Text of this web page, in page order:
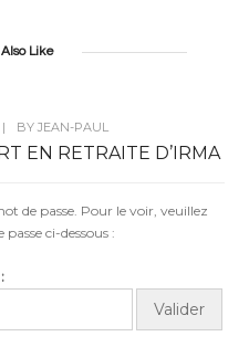
Like
| BY JEAN-PAUL
EN RETRAITE D’IRMA
de passe. Pour le voir, veuillez
ci-dessous :